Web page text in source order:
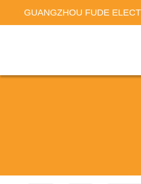
GUANGZHOU FUDE